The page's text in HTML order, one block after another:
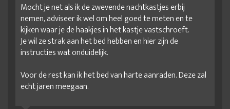
Mocht je net als ik de zwevende nachtkastjes erbij
nemen, adviseer ik wel om heel goed te meten en te
kijken waar je de haakjes in het kastje vastschroeft.
Je wil ze strak aan het bed hebben en hier zijn de
instructies wat onduidelijk.
Voor de rest kan ik het bed van harte aanraden. Deze zal
echt jaren meegaan.